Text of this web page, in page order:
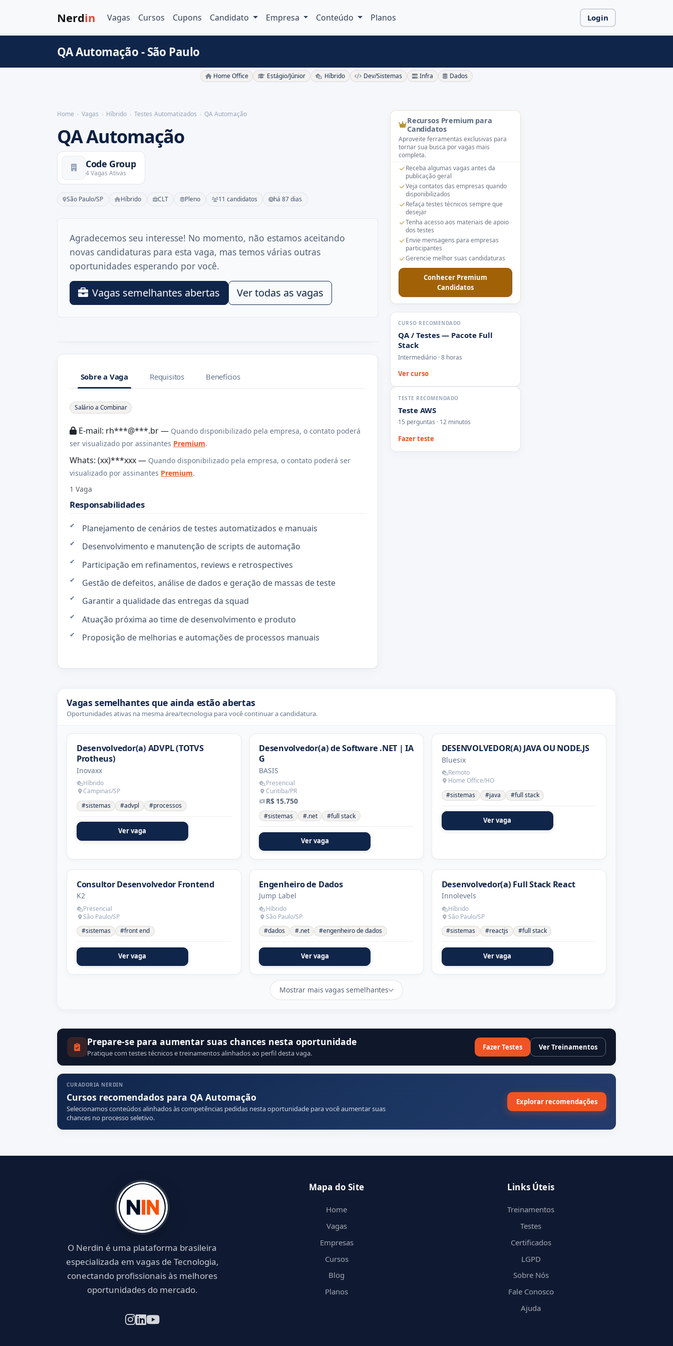
Nerdin Vagas Cursos Cupons Candidato Empresa Conteúdo Planos Login
QA Automação - São Paulo
Home Office Estágio/Júnior Híbrido Dev/Sistemas Infra Dados
Home Vagas Híbrido Testes Automatizados QA Automação
QA Automação
Code Group
4 Vagas Ativas
São Paulo/SP Híbrido CLT Pleno 11 candidatos há 87 dias
Agradecemos seu interesse! No momento, não estamos aceitando
novas candidaturas para esta vaga, mas temos várias outras
oportunidades esperando por você.
Vagas semelhantes abertas Ver todas as vagas
Sobre a Vaga Requisitos Benefícios
Sobre a Vaga
Salário a Combinar
E-mail: rh***@***.br — Quando disponibilizado pela empresa, o contato poderá
ser visualizado por assinantes Premium.
Whats: (xx)***xxx — Quando disponibilizado pela empresa, o contato poderá ser
visualizado por assinantes Premium.
1 Vaga
Responsabilidades
Planejamento de cenários de testes automatizados e manuais
Desenvolvimento e manutenção de scripts de automação
Participação em refinamentos, reviews e retrospectives
Gestão de defeitos, análise de dados e geração de massas de teste
Garantir a qualidade das entregas da squad
Atuação próxima ao time de desenvolvimento e produto
Proposição de melhorias e automações de processos manuais
Recursos Premium para
Candidatos
Aproveite ferramentas exclusivas para
tornar sua busca por vagas mais
completa.
Receba algumas vagas antes da
publicação geral
Veja contatos das empresas quando
disponibilizados
Refaça testes técnicos sempre que
desejar
Tenha acesso aos materiais de apoio
dos testes
Envie mensagens para empresas
participantes
Gerencie melhor suas candidaturas
Conhecer Premium
Candidatos
CURSO RECOMENDADO
QA / Testes — Pacote Full
Stack
Intermediário · 8 horas
Ver curso
TESTE RECOMENDADO
Teste AWS
15 perguntas · 12 minutos
Fazer teste
Vagas semelhantes que ainda estão abertas
Oportunidades ativas na mesma área/tecnologia para você continuar a candidatura.
Desenvolvedor(a) ADVPL (TOTVS
Protheus)
Inovaxx
Híbrido
Campinas/SP
#sistemas
#advpl #processos
Ver vaga
Desenvolvedor(a) de Software .NET | IA
G
BASIS
Presencial
Curitiba/PR
R$ 15.750
#sistemas #.net #full stack
Ver vaga
DESENVOLVEDOR(A) JAVA OU NODE.JS
Bluesix
Remoto
Home Office/HO
#sistemas
#java #full stack
Ver vaga
Consultor Desenvolvedor Frontend
K2
Presencial
São Paulo/SP
#sistemas
#front end
Ver vaga
Engenheiro de Dados
Jump Label
Híbrido
São Paulo/SP
#dados
#.net #engenheiro de dados
Ver vaga
Desenvolvedor(a) Full Stack React
Innolevels
Híbrido
São Paulo/SP
#sistemas
#reactjs #full stack
Ver vaga
Mostrar mais vagas semelhantes
Prepare-se para aumentar suas chances nesta oportunidade
Pratique com testes técnicos e treinamentos alinhados ao perfil desta vaga.
Fazer Testes Ver Treinamentos
CURADORIA NERDIN
Cursos recomendados para QA Automação
Selecionamos conteúdos alinhados às competências pedidas nesta oportunidade para você aumentar suas
chances no processo seletivo.
Explorar recomendações
O Nerdin é uma plataforma brasileira
especializada em vagas de Tecnologia,
conectando profissionais às melhores
oportunidades do mercado.
Mapa do Site
Home
Vagas
Empresas
Cursos
Blog
Planos
Links Úteis
Treinamentos
Testes
Certificados
LGPD
Sobre Nós
Fale Conosco
Ajuda